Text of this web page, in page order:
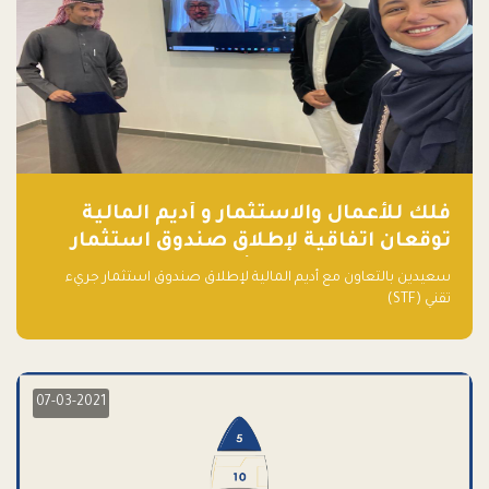
فلك للأعمال والاستثمار و أديم المالية
توقعان اتفاقية لإطلاق صندوق استثمار
جريء تقني (STF) - مشغل من قبل فـلك
سعيدين بالتعاون مع أديم المالية لإطلاق صندوق استثمار جريء
تقني (STF)
07-03-2021